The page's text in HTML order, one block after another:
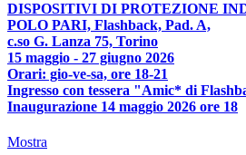
DISPOSITIVI DI PROTEZIONE
POLO PARI, Flashback, Pad. A,
c.so G. Lanza 75, Torino
15 maggio - 27 giugno 2026
Orari: gio-ve-sa, ore 18-21
Ingresso con tessera "Amic* di
Inaugurazione 14 maggio 2026 ore 18
Mostra